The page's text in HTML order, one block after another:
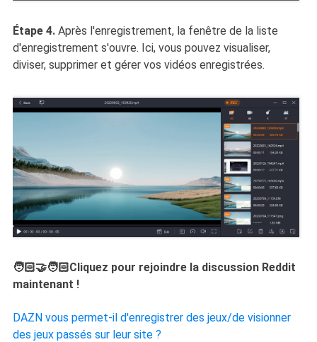
Étape 4.Après l'enregistrement, la fenêtre de la liste
d'enregistrement s'ouvre. Ici, vous pouvez visualiser,
diviser, supprimer et gérer vos vidéos enregistrées.
🧑🏻‍🤝‍🧑🏻Cliquez pour rejoindre la discussion Reddit
maintenant !
DAZN vous permet-il d'enregistrer des jeux/de visionner
des jeux passés sur leur site ?